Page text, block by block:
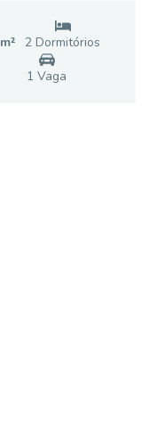
m² 2 Dormitórios
1 Vaga